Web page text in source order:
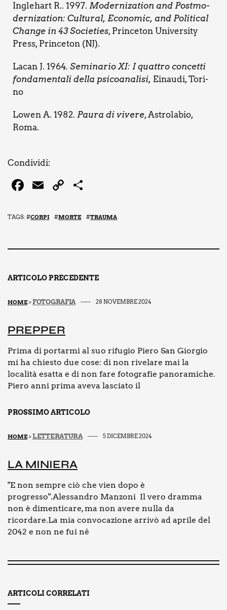
Ingle­hart R.. 1997. Moder­ni­za­tion and Post­mo­
der­ni­za­tion: Cul­tu­ral, Eco­no­mic, and Poli­ti­cal
Chan­ge in 43 Socie­ties, Prin­ce­ton Uni­ver­si­ty
Press, Prin­ce­ton (NJ).
Lacan J. 1964. Semi­na­rio XI: I quat­tro con­cet­ti
fon­da­men­ta­li del­la psi­coa­na­li­si, Einau­di, Tori­
no
Lowen A. 1982. Pau­ra di vive­re, Astro­la­bio,
Roma.
Con­di­vi­di:
F
c
b
o
k
E
ai
C
p
Li
k
n
vi
TAGS: #CORPI #MORTE #TRAUMA
ARTICOLO PRECEDENTE
HOME>FOTOGRAFIA 28 NOVEMBRE 2024
PREP­PER
Prima di portarmi al suo rifugio Piero San Giorgio
mi ha chiesto due cose: di non rivelare mai la
località esatta e di non fare fotografie panoramiche.
Piero anni prima aveva lasciato il
PROSSIMO ARTICOLO
HOME>LETTERATURA 5 DICEMBRE 2024
LA MINIE­RA
"E non sempre ciò che vien dopo è
progresso".Alessandro Manzoni Il vero dramma
non è dimenticare, ma non avere nulla da
ricordare.La mia convocazione arrivò ad aprile del
2042 e non ne fui né
ARTICOLI CORRELATI